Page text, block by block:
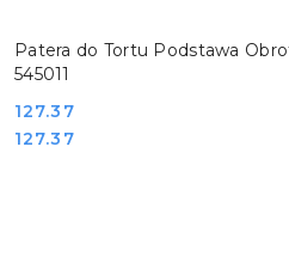
Patera do Tortu Podstawa
545011
Cena:
127.37
Cena:
127.37